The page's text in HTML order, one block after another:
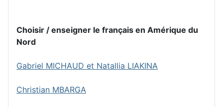
Choisir / enseigner le français en Amérique du
Nord
Gabriel MICHAUD et Natallia LIAKINA
Christian MBARGA